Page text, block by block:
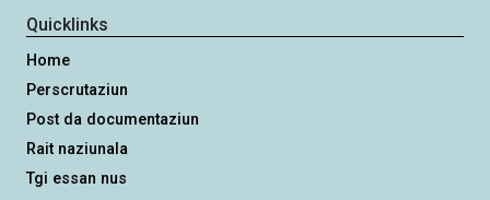
u
n
g
Quicklinks
Home
Perscrutaziun
Post da documentaziun
Rait naziunala
Tgi essan nus